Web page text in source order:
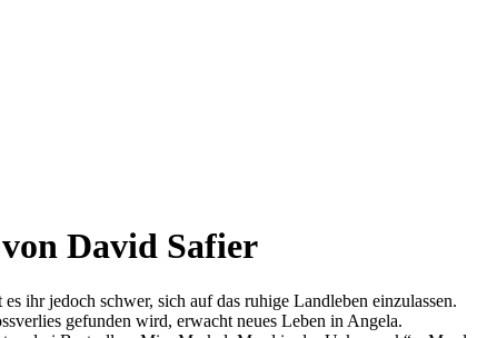
David Safier
ihr jedoch schwer, sich auf das ruhige Landleben einzulassen.
gefunden wird, erwacht neues Leben in Angela.